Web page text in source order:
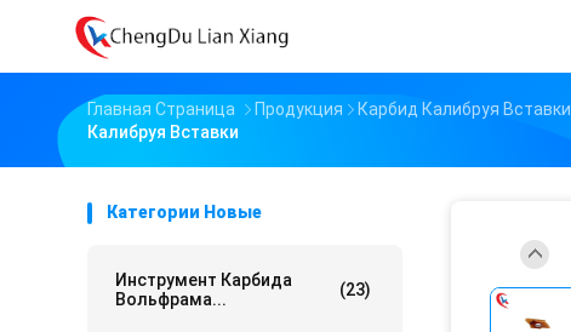
Главная Страница Продукция Карбид Калибруя Вставки
Калибруя Вставки
Категории Новые
Инструмент Карбида
Вольфрама...
(23)